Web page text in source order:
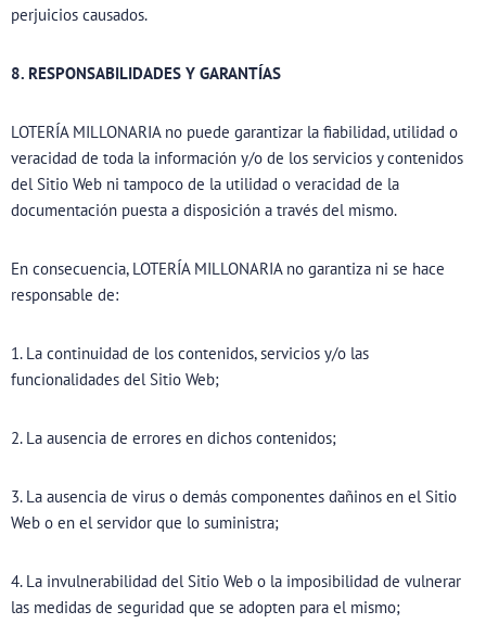
perjuicios causados.
8. RESPONSABILIDADES Y GARANTÍAS
LOTERÍA MILLONARIA no puede garantizar la fiabilidad, utilidad o
veracidad de toda la información y/o de los servicios y contenidos
del Sitio Web ni tampoco de la utilidad o veracidad de la
documentación puesta a disposición a través del mismo.
En consecuencia, LOTERÍA MILLONARIA no garantiza ni se hace
responsable de:
1. La continuidad de los contenidos, servicios y/o las
funcionalidades del Sitio Web;
2. La ausencia de errores en dichos contenidos;
3. La ausencia de virus o demás componentes dañinos en el Sitio
Web o en el servidor que lo suministra;
4. La invulnerabilidad del Sitio Web o la imposibilidad de vulnerar
las medidas de seguridad que se adopten para el mismo;